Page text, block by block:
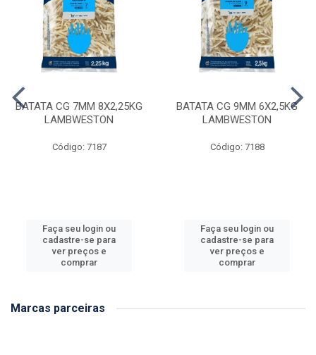
BATATA CG 7MM 8X2,25KG
LAMBWESTON
Código: 7187
Faça seu login ou
cadastre-se para
ver preços e
comprar
BATATA CG 9MM 6X2,5KG
LAMBWESTON
Código: 7188
Faça seu login ou
cadastre-se para
ver preços e
comprar
Marcas parceiras